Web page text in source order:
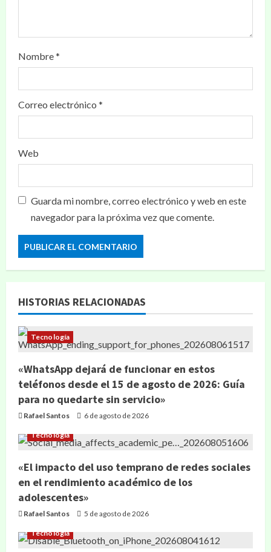
Nombre*
Correo electrónico *
Web
Guarda mi nombre, correo electrónico y web en este
navegador para la próxima vez que comente.
HISTORIAS RELACIONADAS
Tecnología
«WhatsApp dejará de funcionar en estos
teléfonos desde el 15 de agosto de 2026: Guía
para no quedarte sin servicio»
Rafael Santos 6 de agosto de 2026
Tecnología
«El impacto del uso temprano de redes sociales
en el rendimiento académico de los
adolescentes»
Rafael Santos 5 de agosto de 2026
Tecnología